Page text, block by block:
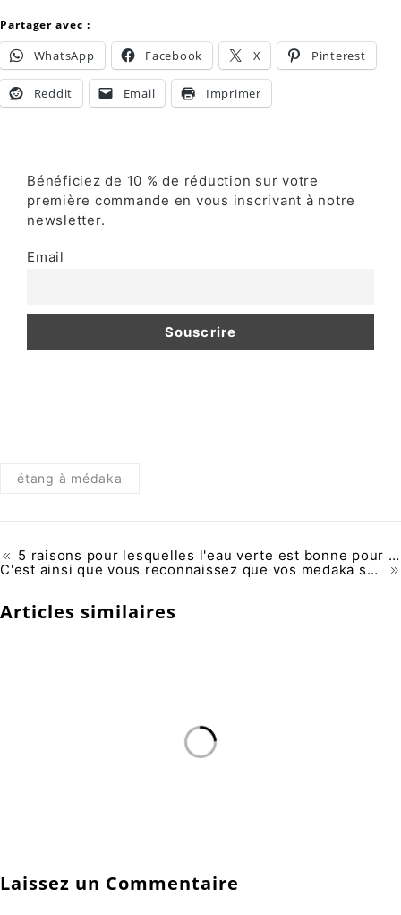
Partager avec :
WhatsApp Facebook X Pinterest
Reddit Email Imprimer
Bénéficiez de 10 % de réduction sur votre
première commande en vous inscrivant à notre
newsletter.
Email
étang à médaka
5 raisons pour lesquelles l'eau verte est bonne pour votre jeune couvée
C'est ainsi que vous reconnaissez que vos medaka sont prêts à frayer
Articles similaires
Laissez un Commentaire